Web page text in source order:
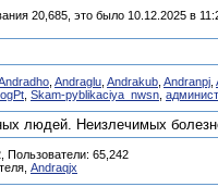
20,685, это было 10.12.2025 в
Andraglu Andrakub Andranpj
Skam-pyblikaciya_nwsn
людей. Неизлечимых
65,242
Andraqjx